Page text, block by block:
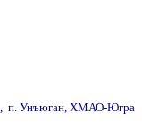
п. Унъюган, ХМАО-Югра